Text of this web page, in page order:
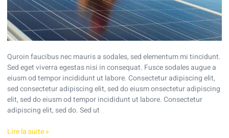
Quroin faucibus nec mauris a sodales, sed elementum mi tincidunt.
Sed eget viverra egestas nisi in consequat. Fusce sodales augue a
eiusm od tempor incididunt ut labore. Consectetur adipiscing elit,
sed consectetur adipiscing elit, sed do eiusm onsectetur adipiscing
elit, sed do eiusm od tempor incididunt ut labore. Consectetur
adipiscing elit, sed do. Sed ut
Lire la suite »